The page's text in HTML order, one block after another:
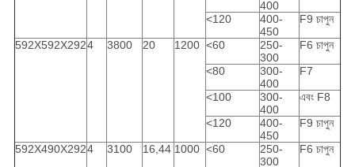
400
<120
400-
450
F9 চাপুন
592X592X2924 3800 20 1200 <60
250-
300
F6 চাপুন
<80
300-
400
F7
<100
300-
400
এবং F8
<120
400-
450
F9 চাপুন
592X490X2924 3100 16,44 1000 <60
250-
300
F6 চাপুন